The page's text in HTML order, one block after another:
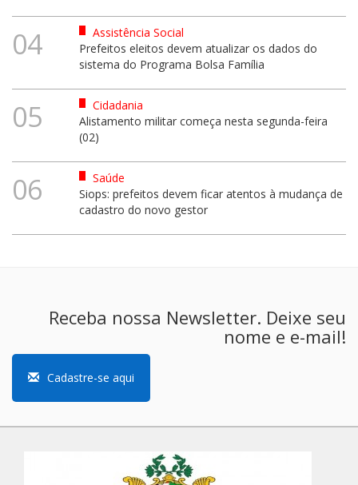
04
Assistência Social
Prefeitos eleitos devem atualizar os dados do
sistema do Programa Bolsa Família
05
Cidadania
Alistamento militar começa nesta segunda-feira
(02)
06
Saúde
Siops: prefeitos devem ficar atentos à mudança de
cadastro do novo gestor
Receba nossa Newsletter. Deixe seu
nome e e-mail!
Cadastre-se aqui